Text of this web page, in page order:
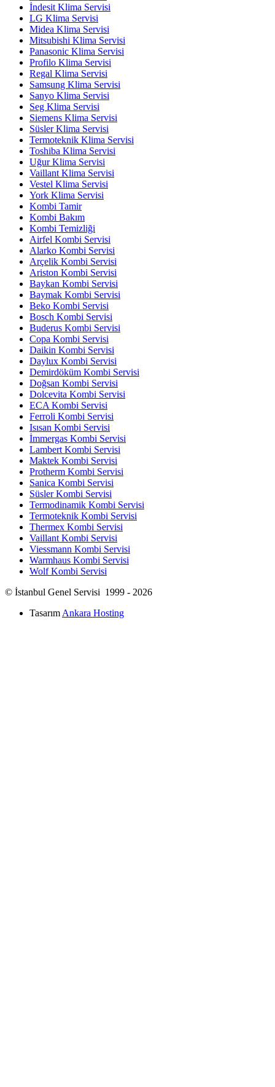
İndesit Klima Servisi
LG Klima Servisi
Midea Klima Servisi
Mitsubishi Klima Servisi
Panasonic Klima Servisi
Profilo Klima Servisi
Regal Klima Servisi
Samsung Klima Servisi
Sanyo Klima Servisi
Seg Klima Servisi
Siemens Klima Servisi
Süsler Klima Servisi
Termoteknik Klima Servisi
Toshiba Klima Servisi
Uğur Klima Servisi
Vaillant Klima Servisi
Vestel Klima Servisi
York Klima Servisi
Kombi Tamir
Kombi Bakım
Kombi Temizliği
Airfel Kombi Servisi
Alarko Kombi Servisi
Arçelik Kombi Servisi
Ariston Kombi Servisi
Baykan Kombi Servisi
Baymak Kombi Servisi
Beko Kombi Servisi
Bosch Kombi Servisi
Buderus Kombi Servisi
Copa Kombi Servisi
Daikin Kombi Servisi
Daylux Kombi Servisi
Demirdöküm Kombi Servisi
Doğsan Kombi Servisi
Dolcevita Kombi Servisi
ECA Kombi Servisi
Ferroli Kombi Servisi
Isısan Kombi Servisi
İmmergas Kombi Servisi
Lambert Kombi Servisi
Maktek Kombi Servisi
Protherm Kombi Servisi
Sanica Kombi Servisi
Süsler Kombi Servisi
Termodinamik Kombi Servisi
Termoteknik Kombi Servisi
Thermex Kombi Servisi
Vaillant Kombi Servisi
Viessmann Kombi Servisi
Warmhaus Kombi Servisi
Wolf Kombi Servisi
© İstanbul Genel Servisi 1999 - 2026
Tasarım Ankara Hosting